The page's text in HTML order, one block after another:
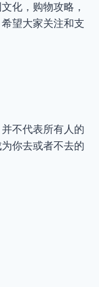
化，购物攻略，
望大家关注和支
不代表所有人的
你去或者不去的